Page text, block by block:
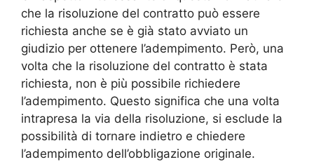
che la risoluzione del contratto può essere
richiesta anche se è già stato avviato un
giudizio per ottenere l’adempimento. Però, una
volta che la risoluzione del contratto è stata
richiesta, non è più possibile richiedere
l’adempimento. Questo significa che una volta
intrapresa la via della risoluzione, si esclude la
possibilità di tornare indietro e chiedere
l’adempimento dell’obbligazione originale.